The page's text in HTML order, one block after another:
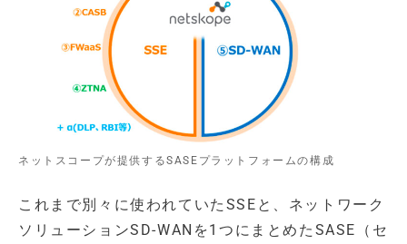
ネットスコープが提供するSASEプラットフォームの構成
これまで別々に使われていたSSEと、ネットワーク
ソリューションSD-WANを1つにまとめたSASE（セ